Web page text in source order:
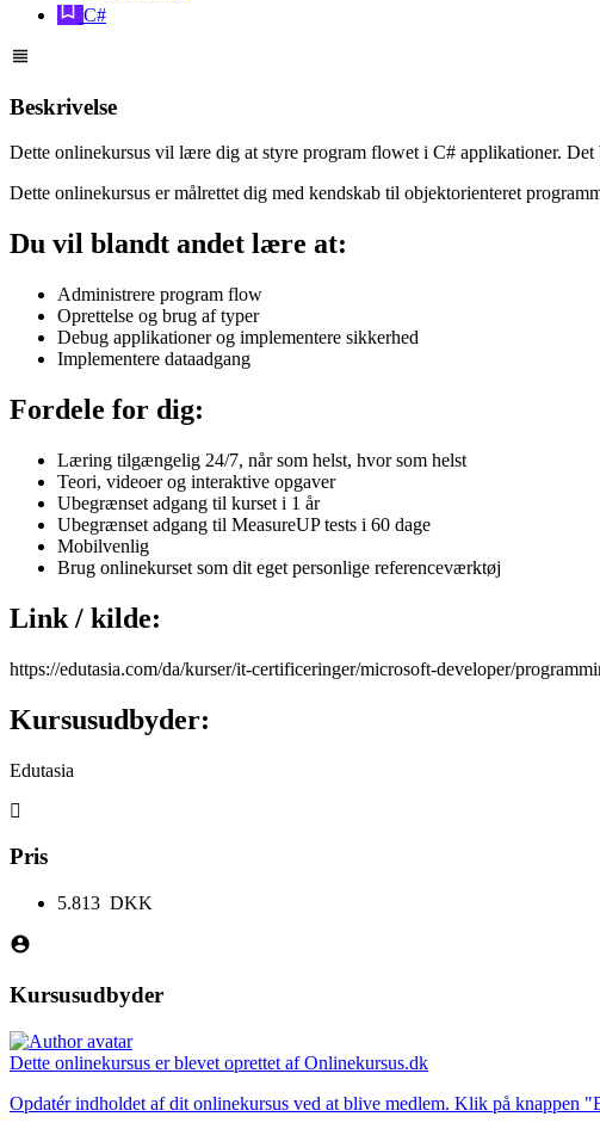
C#
Beskrivelse
Dette onlinekursus vil lære dig at styre program flowet i C# applikationer.
Dette onlinekursus er målrettet dig med kendskab til objektorienteret
Du vil blandt andet lære at:
Administrere program flow
Oprettelse og brug af typer
Debug applikationer og implementere sikkerhed
Implementere dataadgang
Fordele for dig:
Læring tilgængelig 24/7, når som helst, hvor som helst
Teori, videoer og interaktive opgaver
Ubegrænset adgang til kurset i 1 år
Ubegrænset adgang til MeasureUP tests i 60 dage
Mobilvenlig
Brug onlinekurset som dit eget personlige referenceværktøj
Link / kilde:
https://edutasia.com/da/kurser/it-certificeringer/microsoft-developer/
Kursusudbyder:
Edutasia
Pris
5.813 DKK
Kursusudbyder
Dette onlinekursus er blevet oprettet af Onlinekursus.dk
Opdatér indholdet af dit onlinekursus ved at blive medlem. Klik på knappen